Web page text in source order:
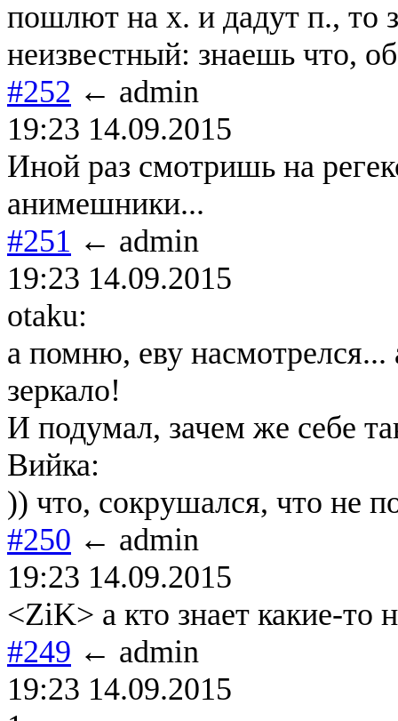
пошлют на х. и дадут п., то
неизвестный: знаешь что,
#252 ← admin
19:23 14.09.2015
Иной раз смотришь на
анимешники...
#251 ← admin
19:23 14.09.2015
otaku:
а помню, еву насмотрелся...
зеркало!
И подумал, зачем же себе
Вийка:
)) что, сокрушался, что не
#250 ← admin
19:23 14.09.2015
<ZiK> а кто знает какие-
#249 ← admin
19:23 14.09.2015